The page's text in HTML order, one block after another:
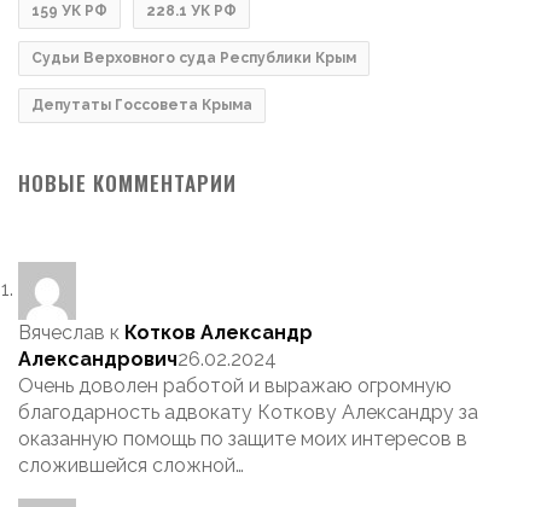
159 УК РФ 228.1 УК РФ
Судьи Верховного суда Республики Крым
Депутаты Госсовета Крыма
НОВЫЕ КОММЕНТАРИИ
Вячеслав к Котков Александр
Александрович26.02.2024
Очень доволен работой и выражаю огромную
благодарность адвокату Коткову Александру за
оказанную помощь по защите моих интересов в
сложившейся сложной…